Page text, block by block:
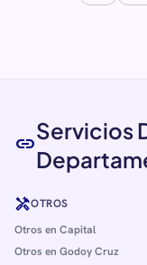
link
Servicios
handymanOTROS
Otros en Capital
Otros en Godoy Cruz